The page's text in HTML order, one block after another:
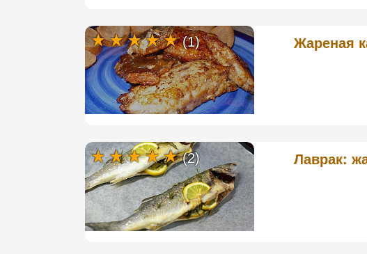
Жареная
(1)
Лаврак:
(2)